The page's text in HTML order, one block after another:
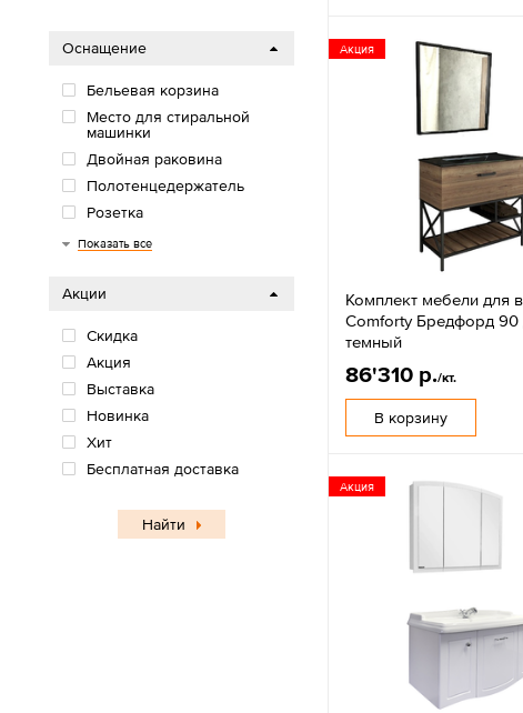
Акция
Комплект мебели для
Comforty Бредфорд 90
темный
86'310 р./кт.
В корзину
Акция
Оснащение
Бельевая корзина
Место для стиральной
машинки
Двойная раковина
Полотенцедержатель
Розетка
Подсветка
Механизм доводчика
Часы
Bluetooth
Показать все
Акции
Скидка
Акция
Выставка
Новинка
Хит
Бесплатная доставка
Найти